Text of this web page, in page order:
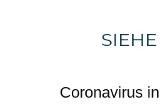
Coronavirus